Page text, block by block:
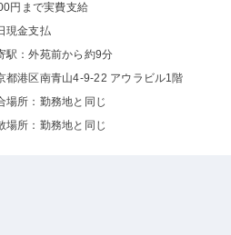
円まで実費支給
現金支払
駅：外苑前から約9分
都港区南青山4-9-22 アウラビル1階
場所：勤務地と同じ
場所：勤務地と同じ